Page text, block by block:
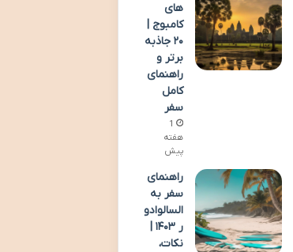
های
کامبوج |
۲۰ جاذبه
برتر و
راهنمای
کامل
سفر
1
هفته
پیش
راهنمای
سفر به
السالوادو
ر ۱۴۰۳ |
نکات،